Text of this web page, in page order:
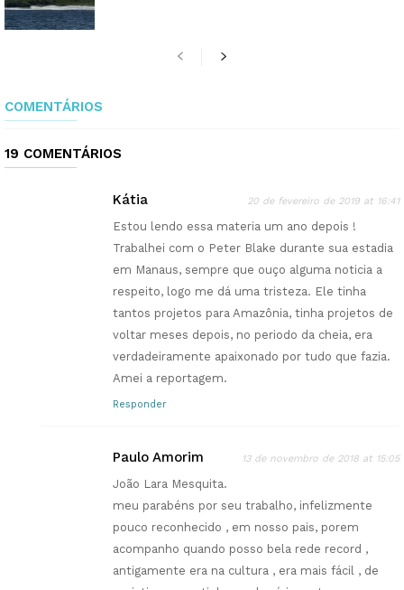
COMENTÁRIOS
19 COMENTÁRIOS
Kátia 20 de fevereiro de 2019 at 16:41
Estou lendo essa materia um ano depois !
Trabalhei com o Peter Blake durante sua estadia
em Manaus, sempre que ouço alguma noticia a
respeito, logo me dá uma tristeza. Ele tinha
tantos projetos para Amazônia, tinha projetos de
voltar meses depois, no periodo da cheia, era
verdadeiramente apaixonado por tudo que fazia.
Amei a reportagem.
Responder
Paulo Amorim 13 de novembro de 2018 at 15:05
João Lara Mesquita.
meu parabéns por seu trabalho, infelizmente
pouco reconhecido , em nosso pais, porem
acompanho quando posso bela rede record ,
antigamente era na cultura , era mais fácil , de